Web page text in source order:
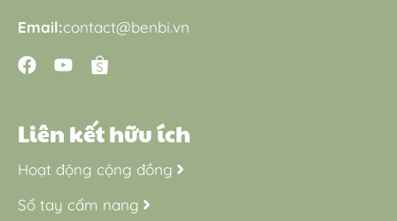
Email:contact@benbi.vn
Liên kết hữu ích
Hoạt động cộng đồng
Sổ tay cẩm nang